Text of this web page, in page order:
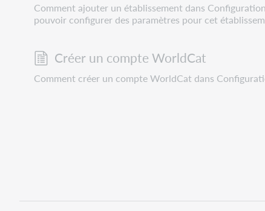
Comment ajouter un établissement dans
pouvoir configurer des paramètres pour cet
Créer un compte WorldCat
Comment créer un compte WorldCat dans